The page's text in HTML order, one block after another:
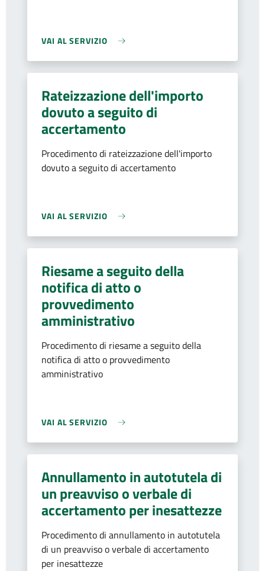
VAI AL SERVIZIO
Rateizzazione dell'importo
dovuto a seguito di
accertamento
Procedimento di rateizzazione dell'importo
dovuto a seguito di accertamento
VAI AL SERVIZIO
Riesame a seguito della
notifica di atto o
provvedimento
amministrativo
Procedimento di riesame a seguito della
notifica di atto o provvedimento
amministrativo
VAI AL SERVIZIO
Annullamento in autotutela di
un preavviso o verbale di
accertamento per inesattezze
Procedimento di annullamento in autotutela
di un preavviso o verbale di accertamento
per inesattezze